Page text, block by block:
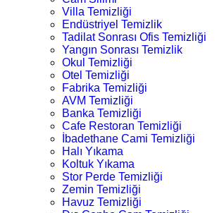
Villa Temizliği
Endüstriyel Temizlik
Tadilat Sonrası Ofis Temizliği
Yangın Sonrası Temizlik
Okul Temizliği
Otel Temizliği
Fabrika Temizliği
AVM Temizliği
Banka Temizliği
Cafe Restoran Temizliği
İbadethane Cami Temizliği
Halı Yıkama
Koltuk Yıkama
Stor Perde Temizliği
Zemin Temizliği
Havuz Temizliği